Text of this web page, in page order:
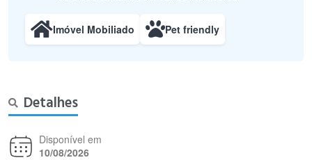
Imóvel Mobiliado Pet friendly
Detalhes
Disponível em
10/08/2026